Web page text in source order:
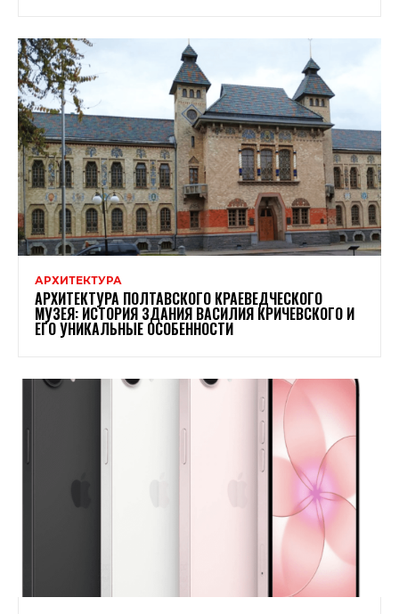
АРХИТЕКТУРА
АРХИТЕКТУРА ПОЛТАВСКОГО КРАЕВЕДЧЕСКОГО
МУЗЕЯ: ИСТОРИЯ ЗДАНИЯ ВАСИЛИЯ КРИЧЕВСКОГО И
ЕГО УНИКАЛЬНЫЕ ОСОБЕННОСТИ